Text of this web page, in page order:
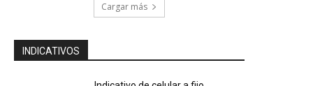
Cargar más
INDICATIVOS